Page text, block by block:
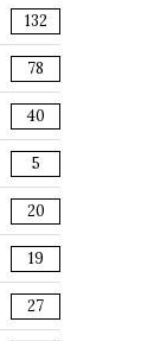
132
78
40
5
20
19
27